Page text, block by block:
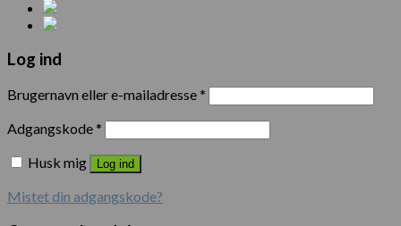
Log ind
Brugernavn eller e-mailadresse*
Adgangskode*
Husk mig
Log ind
Mistet din adgangskode?